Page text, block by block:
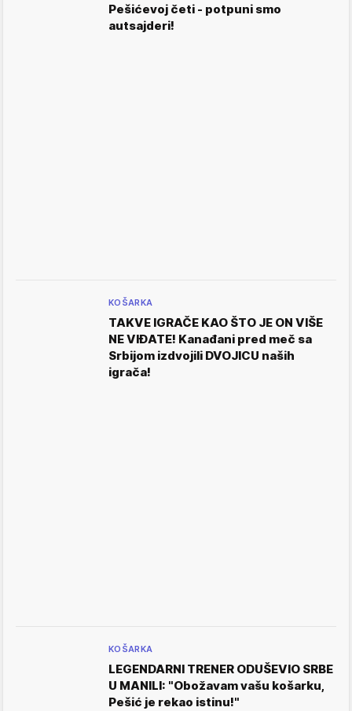
Pešićevoj četi - potpuni smo
autsajderi!
KOŠARKA
TAKVE IGRAČE KAO ŠTO JE ON VIŠE
NE VIĐATE! Kanađani pred meč sa
Srbijom izdvojili DVOJICU naših
igrača!
KOŠARKA
LEGENDARNI TRENER ODUŠEVIO SRBE
U MANILI: "Obožavam vašu košarku,
Pešić je rekao istinu!"